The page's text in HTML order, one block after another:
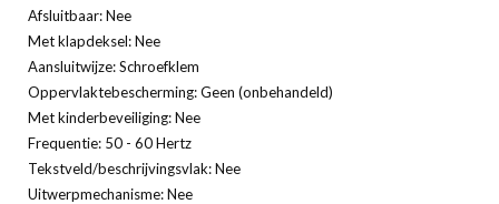
Afsluitbaar: Nee
Met klapdeksel: Nee
Aansluitwijze: Schroefklem
Oppervlaktebescherming: Geen (onbehandeld)
Met kinderbeveiliging: Nee
Frequentie: 50 - 60 Hertz
Tekstveld/beschrijvingsvlak: Nee
Uitwerpmechanisme: Nee